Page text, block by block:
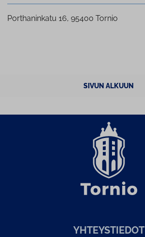
Porthaninkatu 16, 95400 Tornio
SIVUN ALKUUN
YH­TEYS­TIE­DOT